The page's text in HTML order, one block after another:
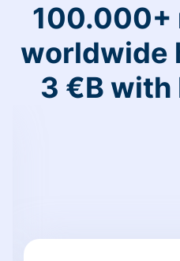
100.000+
worldwide
3 €B with